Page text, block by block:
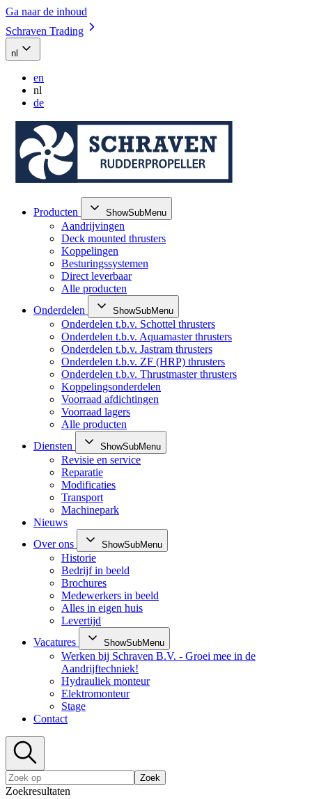
Ga naar de inhoud
Schraven Trading
nl
en
nl
de
Producten ShowSubMenu
Aandrijvingen
Deck mounted thrusters
Koppelingen
Besturingssystemen
Direct leverbaar
Alle producten
Onderdelen
ShowSubMenu
Onderdelen t.b.v. Schottel thrusters
Onderdelen t.b.v. Aquamaster thrusters
Onderdelen t.b.v. Jastram thrusters
Onderdelen t.b.v. ZF (HRP) thrusters
Onderdelen t.b.v. Thrustmaster thrusters
Koppelingsonderdelen
Voorraad afdichtingen
Voorraad lagers
Alle producten
Diensten
ShowSubMenu
Revisie en service
Reparatie
Modificaties
Transport
Machinepark
Nieuws
Over ons
ShowSubMenu
Historie
Bedrijf in beeld
Brochures
Medewerkers in beeld
Alles in eigen huis
Levertijd
Vacatures
ShowSubMenu
Werken bij Schraven B.V. - Groei mee in de
Aandrijftechniek!
Hydrauliek monteur
Elektromonteur
Stage
Contact
Zoek
Zoekresultaten